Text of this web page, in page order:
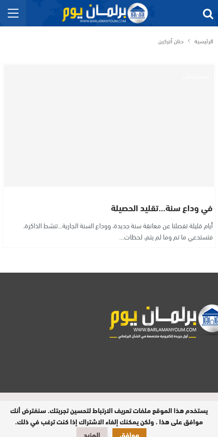
الرئيسية حنان أتركين
في وداع سنة…تقليد الحصيلة
أيام قليلة تفصلنا عن معانقة سنة جديدة، ووداع السنة الجارية...تنشط الذاكرة،
فتستدعي ما تم وما لم يتم، لحظات…
مدير النشر : فتح الله الرفاعي | عدد الزوار
اليومي : 9 آلاف
تصميم وبرمجة
يستخدم هذا الموقع ملفات تعريف الارتباط لتحسين تجربتك. سنفترض أنك
موافق على هذا ، ولكن يمكنك إلغاء الاشتراك إذا كنت ترغب في ذلك.